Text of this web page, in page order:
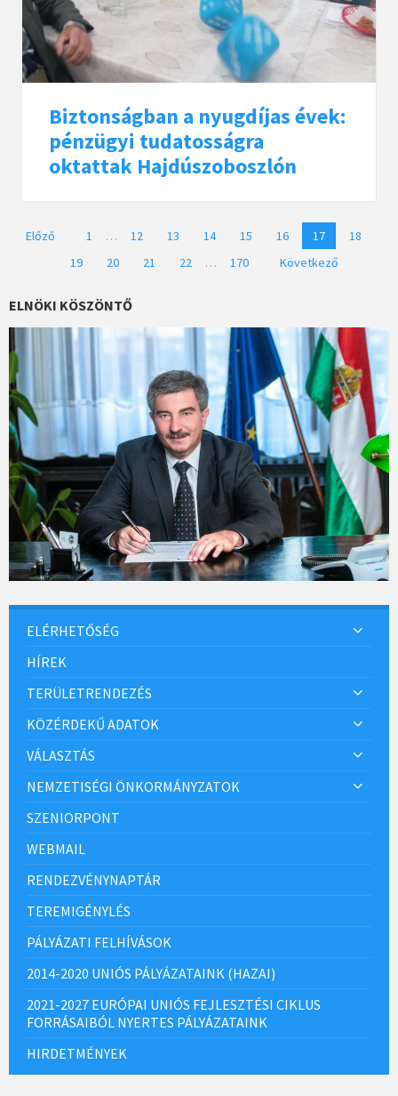
Biztonságban a nyugdíjas évek:
pénzügyi tudatosságra
oktattak Hajdúszoboszlón
Bejegyzések
lapozása
Előző 1 … 12 13 14 15 16 17
18
19
20 21 22 … 170 Következő
ELNÖKI KÖSZÖNTŐ
ELÉRHETŐSÉG
HÍREK
TERÜLETRENDEZÉS
KÖZÉRDEKŰ ADATOK
VÁLASZTÁS
NEMZETISÉGI ÖNKORMÁNYZATOK
SZENIORPONT
WEBMAIL
RENDEZVÉNYNAPTÁR
TEREMIGÉNYLÉS
PÁLYÁZATI FELHÍVÁSOK
2014-2020 UNIÓS PÁLYÁZATAINK (HAZAI)
2021-2027 EURÓPAI UNIÓS FEJLESZTÉSI CIKLUS
FORRÁSAIBÓL NYERTES PÁLYÁZATAINK
HIRDETMÉNYEK